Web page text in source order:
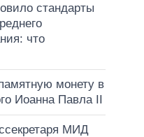
стандарты
что
монету в
Иоанна Павла II
МИД